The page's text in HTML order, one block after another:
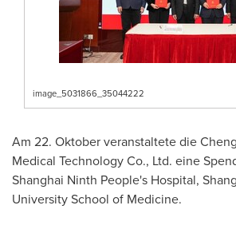
image_5031866_35044222
Am 22. Oktober veranstaltete die
Medical Technology Co., Ltd. eine
Shanghai Ninth People's Hospital,
University School of Medicine.